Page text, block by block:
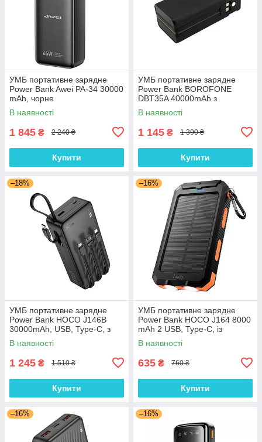
УМБ портативне зарядне
Power Bank Awei PA-34 30000
mAh, чорне
В наявності
1 845 ₴ 2 240 ₴
Купити
УМБ портативне зарядне
Power Bank BOROFONE
DBT35A 40000mAh з
вбудованими кабелями,
чорне
В наявності
1 145 ₴ 1 390 ₴
Купити
–18%
УМБ портативне зарядне
Power Bank HOCO J146B
30000mAh, USB, Type-C, з
вбудованими кабелями,
чорний
В наявності
1 245 ₴ 1 510 ₴
Купити
–16%
УМБ портативне зарядне
Power Bank HOCO J164 8000
mAh 2 USB, Type-C, із
сонячною панеллю, чорне
В наявності
635 ₴ 760 ₴
Купити
–16% –16%